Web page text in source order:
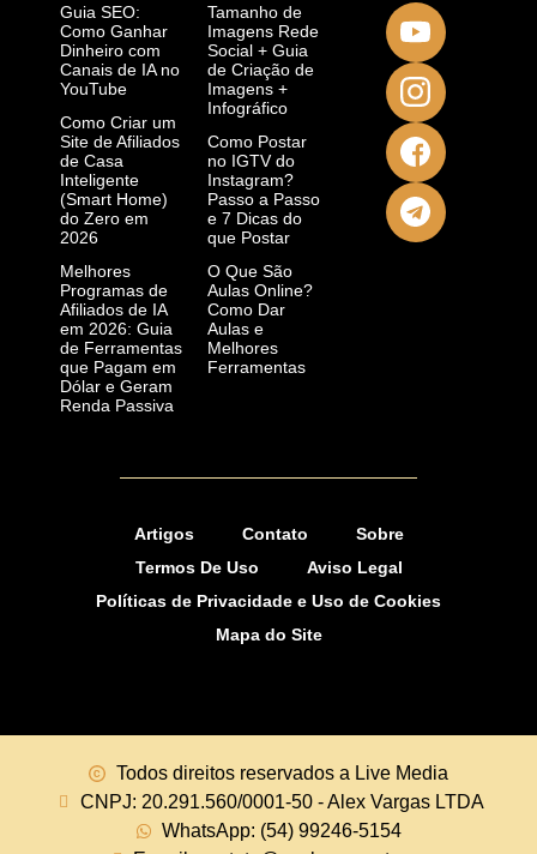
Guia SEO:
Como Ganhar
Dinheiro com
Canais de IA no
YouTube
Como Criar um
Site de Afiliados
de Casa
Inteligente
(Smart Home)
do Zero em
2026
Melhores
Programas de
Afiliados de IA
em 2026: Guia
de Ferramentas
que Pagam em
Dólar e Geram
Renda Passiva
Tamanho de
Imagens Rede
Social + Guia
de Criação de
Imagens +
Infográfico
Como Postar
no IGTV do
Instagram?
Passo a Passo
e 7 Dicas do
que Postar
O Que São
Aulas Online?
Como Dar
Aulas e
Melhores
Ferramentas
Artigos Contato
Sobre
Termos De Uso
Aviso Legal
Políticas de Privacidade e Uso de Cookies
Mapa do Site
Todos direitos reservados a Live Media
CNPJ: 20.291.560/0001-50 - Alex Vargas LTDA
WhatsApp: (54) 99246-5154